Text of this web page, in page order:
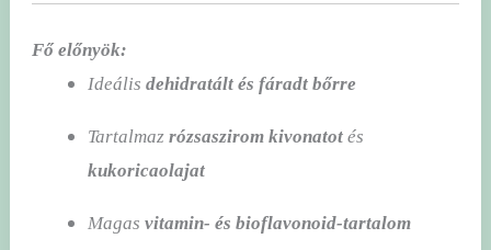
Fő előnyök:
Ideálisdehidratált és fáradt bőrre
Tartalmazrózsaszirom kivonatot és
kukoricaolajat
Magasvitamin- és bioflavonoid-tartalom